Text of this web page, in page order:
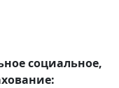
социальное,